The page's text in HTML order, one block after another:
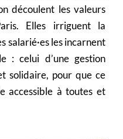
découlent les valeurs
Elles irriguent la
salarié·es les incarnent
: celui d’une gestion
solidaire, pour que ce
accessible à toutes et